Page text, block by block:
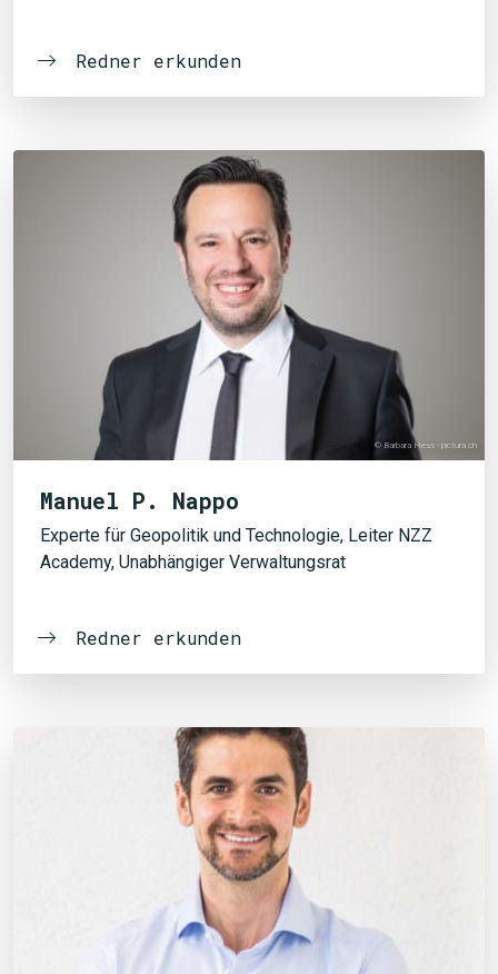
Redner erkunden
© Barbara Hess - pictura.ch
Manuel P. Nappo
Experte für Geopolitik und Technologie, Leiter NZZ
Academy, Unabhängiger Verwaltungsrat
Redner erkunden